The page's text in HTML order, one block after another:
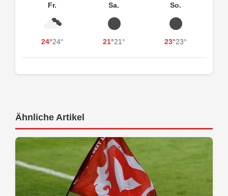
Fr.
24°24°
Sa.
21°21°
So.
23°23°
Ähnliche Artikel